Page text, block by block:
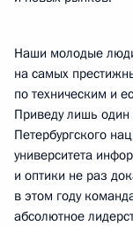
Наши молодые
на самых
по техническим и
Приведу лишь один
Петербургского
университета
и оптики не раз
в этом году
абсолютное